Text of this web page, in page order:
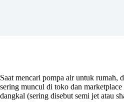
Saat mencari pompa air untuk rumah,
sering muncul di toko dan marketplace
dangkal (sering disebut semi jet atau